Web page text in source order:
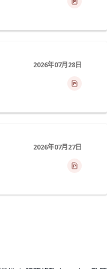
2026年07月28日
2026年07月27日